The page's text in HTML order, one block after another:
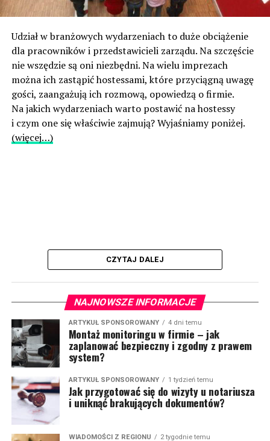
Udział w branżowych wydarzeniach to duże obciążenie
dla pracowników i przedstawicieli zarządu. Na szczęście
nie wszędzie są oni niezbędni. Na wielu imprezach
można ich zastąpić hostessami, które przyciągną uwagę
gości, zaangażują ich rozmową, opowiedzą o firmie.
Na jakich wydarzeniach warto postawić na hostessy
i czym one się właściwie zajmują? Wyjaśniamy poniżej.
(więcej…)
CZYTAJ DALEJ
NAJNOWSZE INFORMACJE
ARTYKUŁ SPONSOROWANY 4 dni temu
Montaż monitoringu w firmie – jak
zaplanować bezpieczny i zgodny z prawem
system?
ARTYKUŁ SPONSOROWANY 1 tydzień temu
Jak przygotować się do wizyty u notariusza
i uniknąć brakujących dokumentów?
WIADOMOŚCI Z REGIONU 2 tygodnie temu